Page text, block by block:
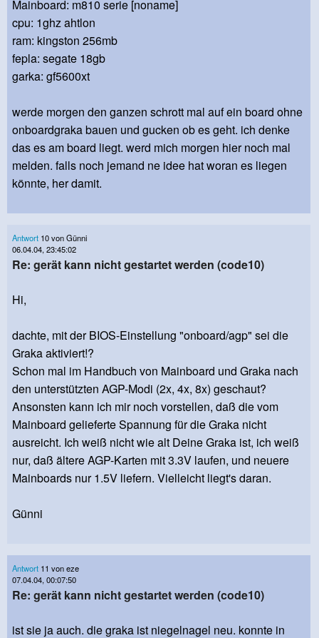
Mainboard: m810 serie [noname]
cpu: 1ghz ahtlon
ram: kingston 256mb
fepla: segate 18gb
garka: gf5600xt
werde morgen den ganzen schrott mal auf ein board ohne
onboardgraka bauen und gucken ob es geht. ich denke
das es am board liegt. werd mich morgen hier noch mal
melden. falls noch jemand ne idee hat woran es liegen
könnte, her damit.
Antwort 10 von Günni
06.04.04, 23:45:02
Re: gerät kann nicht gestartet werden (code10)
Hi,
dachte, mit der BIOS-Einstellung "onboard/agp" sei die
Graka aktiviert!?
Schon mal im Handbuch von Mainboard und Graka nach
den unterstützten AGP-Modi (2x, 4x, 8x) geschaut?
Ansonsten kann ich mir noch vorstellen, daß die vom
Mainboard gelieferte Spannung für die Graka nicht
ausreicht. Ich weiß nicht wie alt Deine Graka ist, ich weiß
nur, daß ältere AGP-Karten mit 3.3V laufen, und neuere
Mainboards nur 1.5V liefern. Vielleicht liegt's daran.
Günni
Antwort 11 von eze
07.04.04, 00:07:50
Re: gerät kann nicht gestartet werden (code10)
ist sie ja auch. die graka ist niegelnagel neu. konnte in